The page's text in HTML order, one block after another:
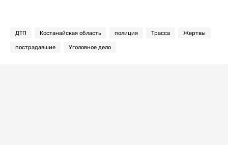
ДТП Костанайская область полиция Трасса Жертвы
пострадавшие Уголовное дело